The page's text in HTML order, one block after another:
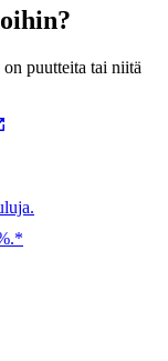
puutteita tai niitä